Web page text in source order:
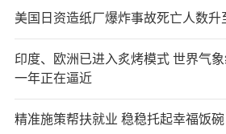
美国日资造纸厂爆炸事故死亡人数升
印度、欧洲已进入炙烤模式 世界气
一年正在逼近
精准施策帮扶就业 稳稳托起幸福饭碗